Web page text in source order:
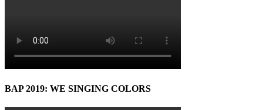
BAP 2019: WE SINGING COLORS